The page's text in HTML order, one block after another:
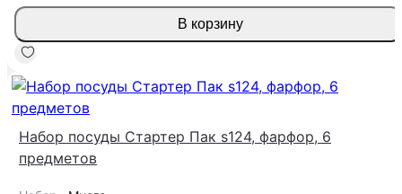
В корзину
Набор посуды Стартер Пак s124, фарфор, 6
предметов